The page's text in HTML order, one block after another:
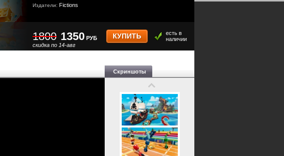
Издатели: Fictions
1800
скидка по 14-авг
1350 РУБ КУПИТЬ
есть в
наличии
Скриншоты